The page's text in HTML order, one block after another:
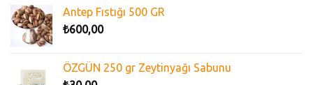
Antep Fıstığı 500 GR
₺600,00
ÖZGÜN 250 gr Zeytinyağı Sabunu